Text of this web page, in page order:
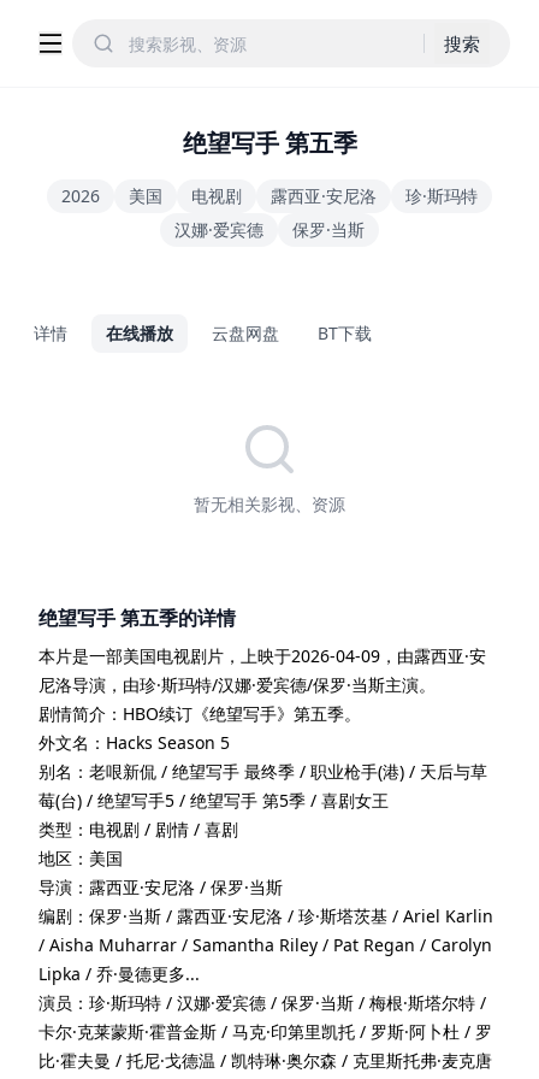
搜索
绝望写手 第五季
2026 美国 电视剧 露西亚·安尼洛
珍·斯玛特
汉娜·爱宾德
保罗·当斯
详情 在线播放 云盘网盘 BT下载
暂无相关影视、资源
绝望写手 第五季的详情
本片是一部美国电视剧片 ，上映于2026-04-09 ，由露西亚·安
尼洛导演 ，由珍·斯玛特/汉娜·爱宾德/保罗·当斯主演。
剧情简介： HBO续订《绝望写手》第五季。
外文名： Hacks Season 5
别名： 老哏新侃 / 绝望写手 最终季 / 职业枪手(港) / 天后与草
莓(台) / 绝望写手5 / 绝望写手 第5季 / 喜剧女王
类型： 电视剧 / 剧情 / 喜剧
地区： 美国
导演： 露西亚·安尼洛 / 保罗·当斯
编剧： 保罗·当斯 / 露西亚·安尼洛 / 珍·斯塔茨基 / Ariel Karlin
/ Aisha Muharrar / Samantha Riley / Pat Regan / Carolyn
Lipka / 乔·曼德更多...
演员： 珍·斯玛特 / 汉娜·爱宾德 / 保罗·当斯 / 梅根·斯塔尔特 /
卡尔·克莱蒙斯·霍普金斯 / 马克·印第里凯托 / 罗斯·阿卜杜 / 罗
比·霍夫曼 / 托尼·戈德温 / 凯特琳·奥尔森 / 克里斯托弗·麦克唐